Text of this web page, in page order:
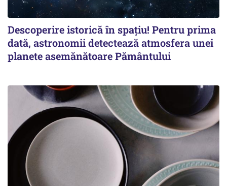
Descoperire istorică în spațiu! Pentru prima
dată, astronomii detectează atmosfera unei
planete asemănătoare Pământului